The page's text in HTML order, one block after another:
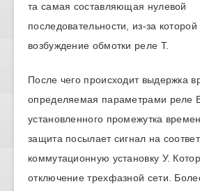
та самая составляющая нулевой
последовательности, из-за
возбуждение обмотки реле Т.
После чего происходит выдержка
определяемая параметрами реле
установленного промежутка
защита посылает сигнал на
коммутационную установку У.
отключение трехфазной сети.